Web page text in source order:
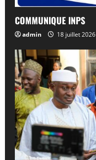
COMMUNIQUE INPS
admin 18 juillet 2026